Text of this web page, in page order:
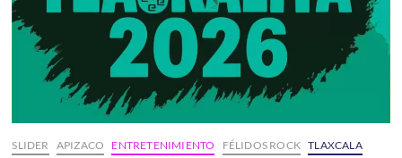
SLIDER APIZACO ENTRETENIMIENTO FÉLIDOS ROCK TLAXCALA